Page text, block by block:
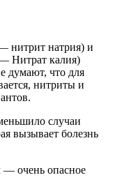
нитрит натрия) и
Нитрат калия)
думают, что для
нитриты и
случаи
вызывает болезнь
— очень опасное